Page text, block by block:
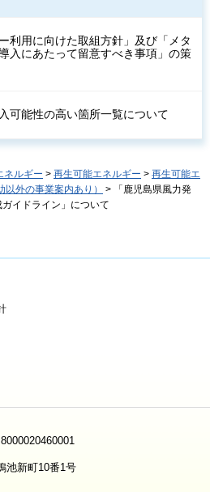
利用に向けた取組方針」及び「メタ
入にあたって留意すべき事項」の策
可能性の高い箇所一覧について
ネルギー > 再生可能エネルギー > 再生可能エ
外の事業案内あり）
> 「鹿児島県風力発
イドライン」について
池新町10番1号